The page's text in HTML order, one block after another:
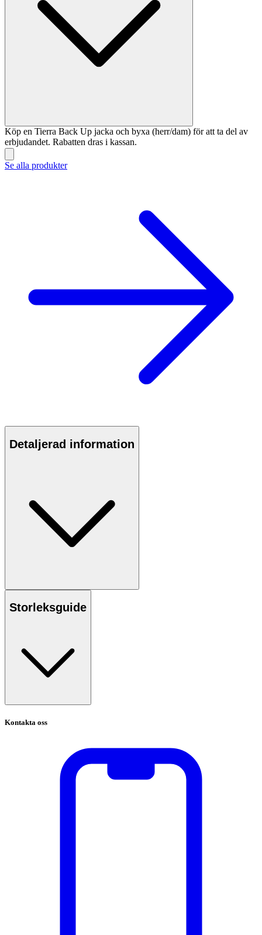
Köp en Tierra Back Up jacka och byxa (herr/dam) för att ta del av
erbjudandet. Rabatten dras i kassan.
Se alla produkter
Detaljerad information
Storleksguide
Kontakta oss